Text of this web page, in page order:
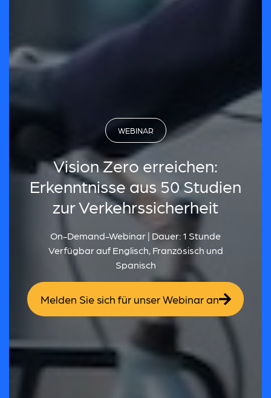
WEBINAR
Vision Zero erreichen:
Erkenntnisse aus 50 Studien
zur Verkehrssicherheit
On-Demand-Webinar | Dauer: 1 Stunde
Verfügbar auf Englisch, Französisch und
Spanisch
Melden Sie sich für unser Webinar an